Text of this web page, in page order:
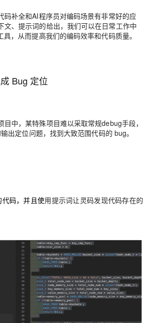
码补全和AI程序员对编码场景有非常好的应
文、提示词的给出，我们可以在日常工作中
，从而提高我们的编码效率和代码质量。
Bug 定位
目中，某特殊项目难以采取常规debug手段，
出定位问题，找到大致范围代码的 bug。
代码，并且使用提示词让灵码发现代码存在的